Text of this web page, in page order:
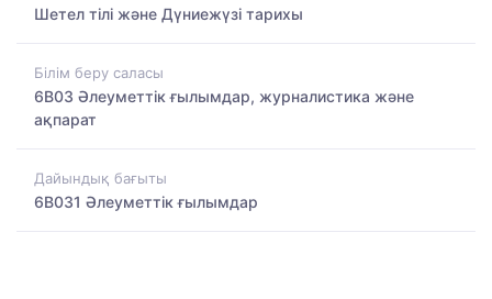
Шетел тілі және Дүниежүзі тарихы
Білім беру саласы
6B03 Әлеуметтік ғылымдар, журналистика және
ақпарат
Дайындық бағыты
6B031 Әлеуметтік ғылымдар